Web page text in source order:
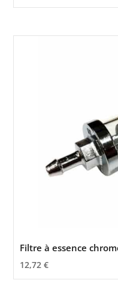
Filtre à essence
12,72€